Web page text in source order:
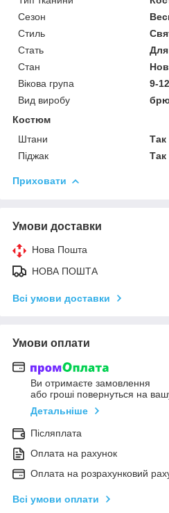
Сезон
Стиль
Стать
Для
Стан
Вікова група
9-
Вид виробу
Костюм
Штани
Так
Піджак
Так
Приховати
Умови доставки
Нова Пошта
НОВА ПОШТА
Всі умови доставки
Умови оплати
Ви отримаєте замовлення
або гроші повернуться на
Детальніше
Післяплата
Оплата на рахунок
Оплата на розрахунковий
Всі умови оплати